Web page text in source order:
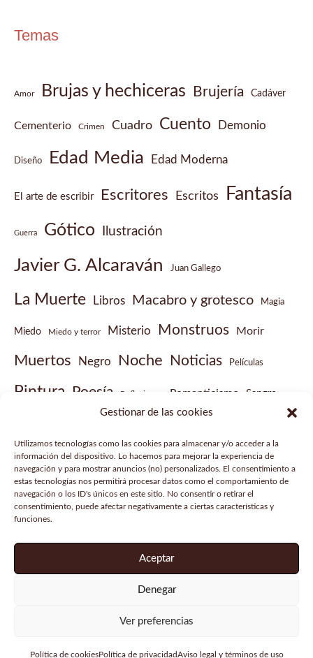
Gestionar de las cookies
Utilizamos tecnologías como las cookies para almacenar y/o acceder a la
información del dispositivo. Lo hacemos para mejorar la experiencia de
navegación y para mostrar anuncios (no) personalizados. El consentimiento a
estas tecnologías nos permitirá procesar datos como el comportamiento de
navegación o los ID's únicos en este sitio. No consentir o retirar el
consentimiento, puede afectar negativamente a ciertas características y
funciones.
Aceptar
Denegar
Ver preferencias
Política de cookiesPolítica de privacidadAviso legal y términos de uso
Temas
Amor Brujas y hechiceras Brujería Cadáver
Cementerio Crimen Cuadro Cuento Demonio
Diseño Edad Media Edad Moderna
El arte de escribir Escritores Escritos Fantasía
Guerra Gótico Ilustración
Javier G. Alcaraván Juan Gallego
La Muerte Libros Macabro y grotesco Magia
Miedo Miedo y terror Misterio Monstruos Morir
Muertos Negro Noche Noticias Películas
Pintura Poesía Reflexiones Romanticismo Sangre
Vídeo musical
Política de cookies
Copyright © 2026 Gabinete de historias curiosas |